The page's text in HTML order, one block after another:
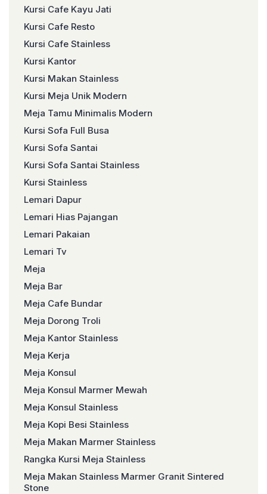
Kursi Cafe Kayu Jati
Kursi Cafe Resto
Kursi Cafe Stainless
Kursi Kantor
Kursi Makan Stainless
Kursi Meja Unik Modern
Meja Tamu Minimalis Modern
Kursi Sofa Full Busa
Kursi Sofa Santai
Kursi Sofa Santai Stainless
Kursi Stainless
Lemari Dapur
Lemari Hias Pajangan
Lemari Pakaian
Lemari Tv
Meja
Meja Bar
Meja Cafe Bundar
Meja Dorong Troli
Meja Kantor Stainless
Meja Kerja
Meja Konsul
Meja Konsul Marmer Mewah
Meja Konsul Stainless
Meja Kopi Besi Stainless
Meja Makan Marmer Stainless
Rangka Kursi Meja Stainless
Meja Makan Stainless Marmer Granit Sintered
Stone